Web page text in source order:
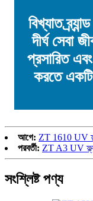
বিখ্যাত
দীর্ঘ সেবা
প্রসারিত
করতে একটি
আগে: ZT 1610 UV
পরবর্তী: ZT A3 UV
সংশ্লিষ্ট পণ্য